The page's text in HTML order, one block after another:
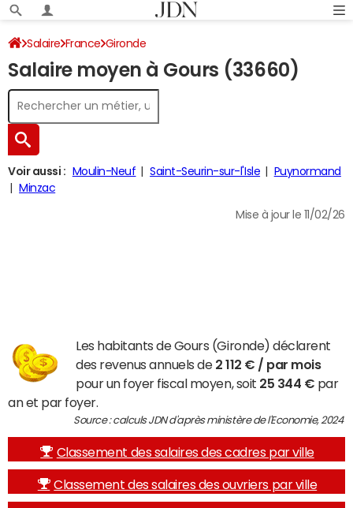
Salaire France Gironde
Salaire moyen à Gours (33660)
Voir aussi : Moulin-Neuf Saint-Seurin-sur-l'Isle
Puynormand
Minzac
Mise à jour le 11/02/26
Les habitants de Gours (Gironde) déclarent
des revenus annuels de 2 112 € / par mois
pour un foyer fiscal moyen, soit 25 344 € par
an et par foyer.
Source : calculs JDN d'après ministère de l'Economie, 2024
Classement des salaires des cadres par ville
Classement des salaires des ouvriers par ville